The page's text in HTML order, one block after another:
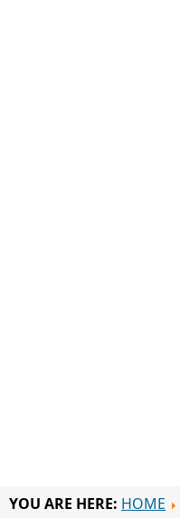
YOU ARE HERE: HOME